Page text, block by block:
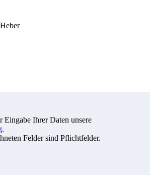
Eingabe Ihrer Daten unsere
.
Felder sind Pflichtfelder.